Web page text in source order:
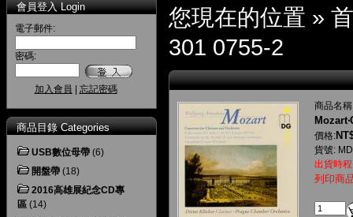
會員登入 Login
電子郵件:
密碼:
加入會員 忘記密碼
商品目錄 Categories
USB數位母帶 (6)
開盤帶 (18)
2016高雄展紀念CD專
區 (14)
您現在的位置 »
301 0755-2
商品名
價格:
貨號:
出貨時
列印商